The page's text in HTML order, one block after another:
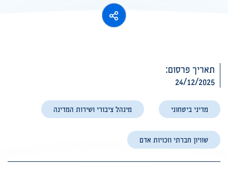
תאריך פרסום:
24/12/2025
מדיני ביטחוני מינהל ציבורי ושירות המדינה
שוויון חברתי וזכויות אדם